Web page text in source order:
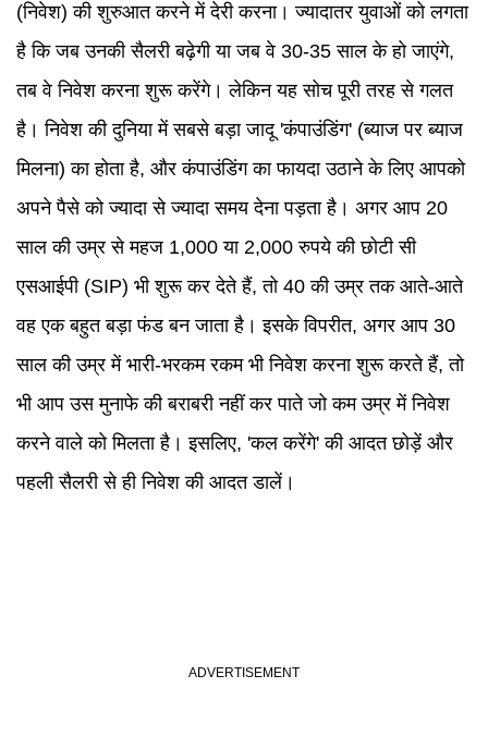
(निवेश) की शुरुआत करने में देरी करना। ज्यादातर युवाओं को लगता
है कि जब उनकी सैलरी बढ़ेगी या जब वे 30-35 साल के हो जाएंगे,
तब वे निवेश करना शुरू करेंगे। लेकिन यह सोच पूरी तरह से गलत
है। निवेश की दुनिया में सबसे बड़ा जादू 'कंपाउंडिंग' (ब्याज पर ब्याज
मिलना) का होता है, और कंपाउंडिंग का फायदा उठाने के लिए आपको
अपने पैसे को ज्यादा से ज्यादा समय देना पड़ता है। अगर आप 20
साल की उम्र से महज 1,000 या 2,000 रुपये की छोटी सी
एसआईपी (SIP) भी शुरू कर देते हैं, तो 40 की उम्र तक आते-आते
वह एक बहुत बड़ा फंड बन जाता है। इसके विपरीत, अगर आप 30
साल की उम्र में भारी-भरकम रकम भी निवेश करना शुरू करते हैं, तो
भी आप उस मुनाफे की बराबरी नहीं कर पाते जो कम उम्र में निवेश
करने वाले को मिलता है। इसलिए, 'कल करेंगे' की आदत छोड़ें और
पहली सैलरी से ही निवेश की आदत डालें।